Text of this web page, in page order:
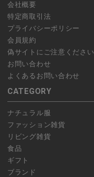
会社概要
特定商取引法
プライバシーポリシー
会員規約
偽サイトにご注意ください
お問い合わせ
よくあるお問い合わせ
CATEGORY
ナチュラル服
ファッション雑貨
リビング雑貨
食品
ギフト
ブランド